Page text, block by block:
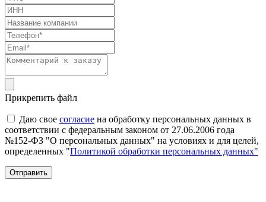
Прикрепить файл
Даю свое согласие на обработку персональных данных в
соответствии с федеральным законом от 27.06.2006 года
№152-ФЗ "О персональных данных" на условиях и для целей,
определенных "Политикой обработки персональных данных"
Отправить